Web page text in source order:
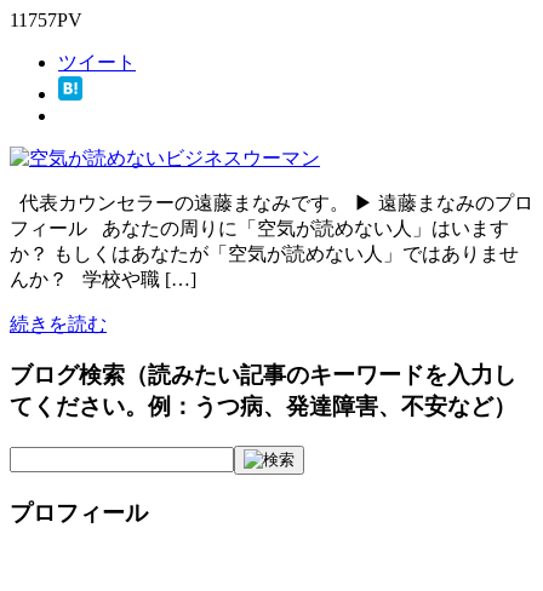
11757PV
ツイート
代表カウンセラーの遠藤まなみです。 ▶ 遠藤まなみのプロ
フィール あなたの周りに「空気が読めない人」はいます
か？ もしくはあなたが「空気が読めない人」ではありませ
んか？ 学校や職 […]
続きを読む
ブログ検索（読みたい記事のキーワードを入力し
てください。例：うつ病、発達障害、不安など）
プロフィール